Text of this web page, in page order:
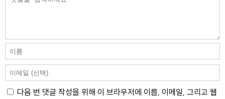
다음 번 댓글 작성을 위해 이 브라우저에 이름, 이메일, 그리고 웹